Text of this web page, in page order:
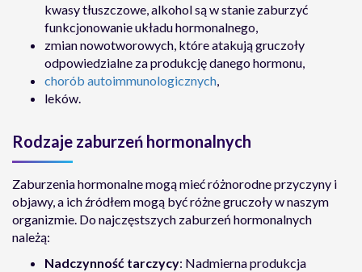
kwasy tłuszczowe, alkohol są w stanie zaburzyć
funkcjonowanie układu hormonalnego,
zmian nowotworowych, które atakują gruczoły
odpowiedzialne za produkcję danego hormonu,
chorób autoimmunologicznych,
leków.
Rodzaje zaburzeń hormonalnych
Zaburzenia hormonalne mogą mieć różnorodne przyczyny i
objawy, a ich źródłem mogą być różne gruczoły w naszym
organizmie. Do najczęstszych zaburzeń hormonalnych
należą:
Nadczynność tarczycy: Nadmierna produkcja